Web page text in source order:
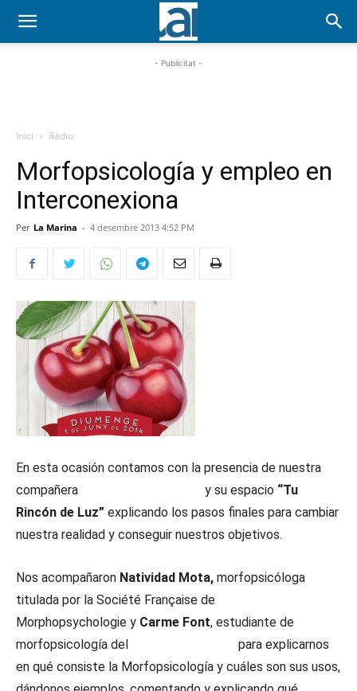
- Publicitat -
Inici Ràdio
Morfopsicología y empleo en
Interconexiona
Per La Marina - 4 desembre 2013 4:52 PM
En esta ocasión contamos con la presencia de nuestra
compañera
y su espacio “Tu
Rincón de Luz” explicando los pasos finales para cambiar
nuestra realidad y conseguir nuestros objetivos.
Nos acompañaron Natividad Mota, morfopsicóloga
titulada por la Société Française de
Morphopsychologie y Carme Font, estudiante de
morfopsicología del
para explicarnos
en qué consiste la Morfopsicología y cuáles son sus usos,